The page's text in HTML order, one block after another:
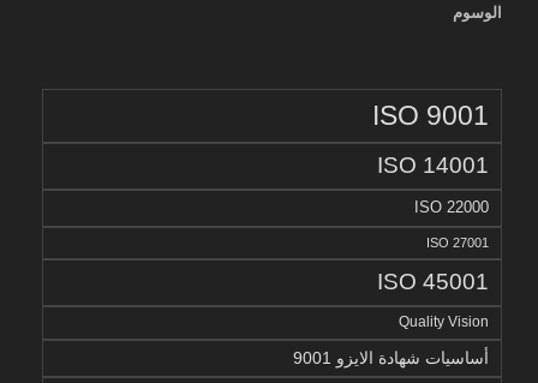
الوسوم
ISO 9001
ISO 14001
ISO 22000
ISO 27001
ISO 45001
Quality Vision
أساسيات شهادة الايزو 9001